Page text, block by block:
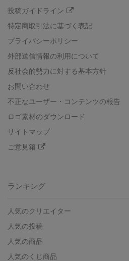
投稿ガイドライン
特定商取引法に基づく表記
プライバシーポリシー
外部送信情報の利用について
反社会的勢力に対する基本方針
お問い合わせ
不正なユーザー・コンテンツの報告
ロゴ素材のダウンロード
サイトマップ
ご意見箱
ランキング
人気のクリエイター
人気の投稿
人気の商品
人気のくじ商品